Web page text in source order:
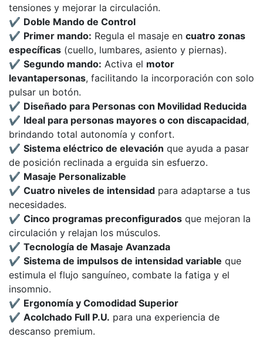
tensiones y mejorar la circulación.
✔️ Doble Mando de Control
✔️ Primer mando: Regula el masaje en cuatro zonas
específicas (cuello, lumbares, asiento y piernas).
✔️ Segundo mando: Activa el motor
levantapersonas, facilitando la incorporación con solo
pulsar un botón.
✔️ Diseñado para Personas con Movilidad Reducida
✔️ Ideal para personas mayores o con discapacidad,
brindando total autonomía y confort.
✔️ Sistema eléctrico de elevación que ayuda a pasar
de posición reclinada a erguida sin esfuerzo.
✔️ Masaje Personalizable
✔️ Cuatro niveles de intensidad para adaptarse a tus
necesidades.
✔️ Cinco programas preconfigurados que mejoran la
circulación y relajan los músculos.
✔️ Tecnología de Masaje Avanzada
✔️ Sistema de impulsos de intensidad variable que
estimula el flujo sanguíneo, combate la fatiga y el
insomnio.
✔️ Ergonomía y Comodidad Superior
✔️ Acolchado Full P.U. para una experiencia de
descanso premium.